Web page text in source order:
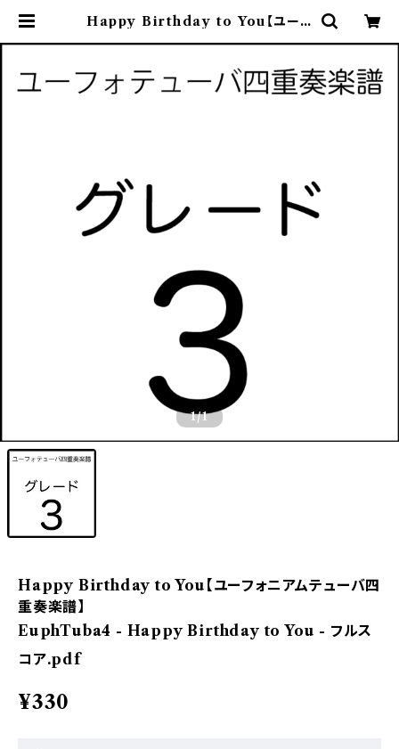
Happy Birthday to You【ユーフ
エムワークス・オンラインストア | 吹
1/1
Happy Birthday to You【ユーフォニアムテューバ四
重奏楽譜】
EuphTuba4 - Happy Birthday to You - フルス
コア.pdf
¥330